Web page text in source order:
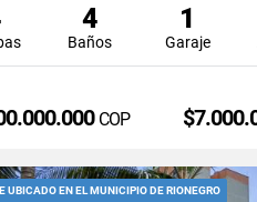
4
Baños
1
Garaje
COP
UBICADO EN EL MUNICIPIO DE RIONEGRO